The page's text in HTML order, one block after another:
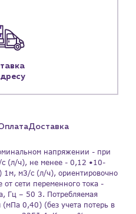
Доставка
напряжении - при
(л/ч), не менее - 0,12 •10-
м3/с (л/ч), ориентировочно
сети переменного тока -
Гц – 50 3. Потребляемая
0,40) (без учета потерь в